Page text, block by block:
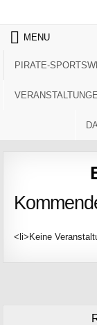
MENU
PIRATE-
<li>Keine